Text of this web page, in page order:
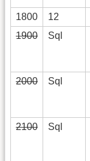
1800 12
1900
Sql
2000 Sql
2100 Sql